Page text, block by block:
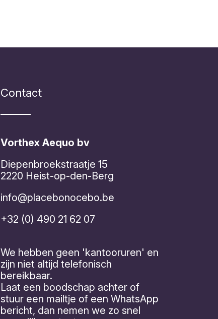
Contact
Vorthex Aequo bv
Diepenbroekstraatje 15
2220 Heist-op-den-Berg
info@placebonocebo.be
+32 (0) 490 21 62 07
We hebben geen 'kantooruren' en
zijn niet altijd telefonisch
bereikbaar.
Laat een boodschap achter of
stuur een mailtje of een WhatsApp
bericht, dan nemen we zo snel